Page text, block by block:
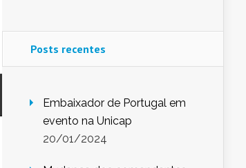
Posts recentes
Embaixador de Portugal em
evento na Unicap
20/01/2024